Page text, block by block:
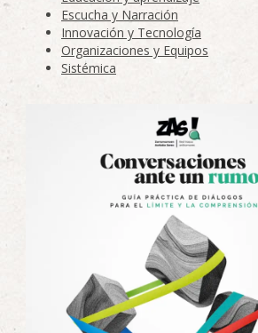
Escucha y Narración
Innovación y Tecnología
Organizaciones y Equipos
Sistémica